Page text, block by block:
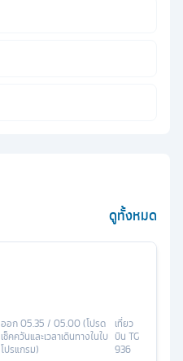
ดูทั้งหมด
ออก05.35 / 05.00 (โปรด
เช็คควันและเวลาเดินทางในใบ
โปรแกรม)
เที่ยว
บินTG
936